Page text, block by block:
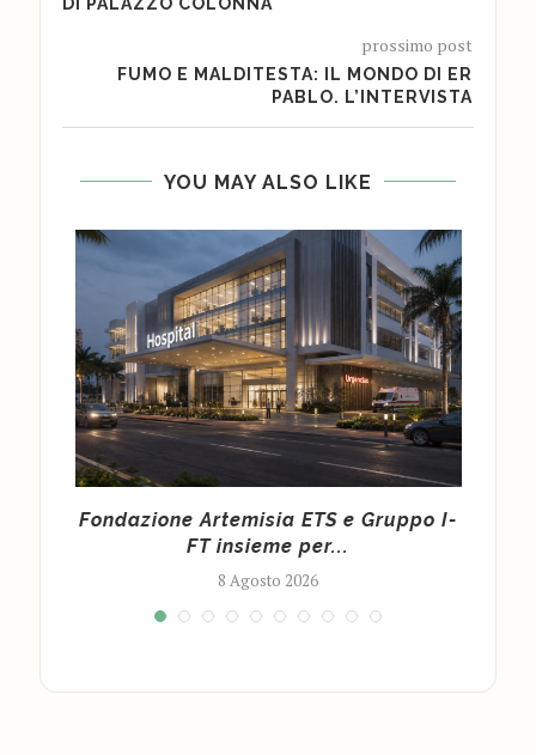
prossimo post
FUMO E MALDITESTA: IL MONDO DI ER
PABLO. L’INTERVISTA
YOU MAY ALSO LIKE
Fondazione Artemisia ETS e Gruppo I-
FT insieme per...
8 Agosto 2026